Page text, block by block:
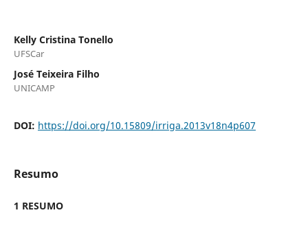
Kelly Cristina Tonello
UFSCar
José Teixeira Filho
UNICAMP
DOI: https://doi.org/10.15809/irriga.2013v18n4p607
Resumo
1 RESUMO